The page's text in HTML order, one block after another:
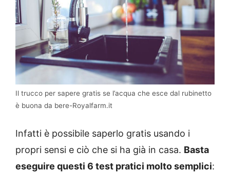
Il trucco per sapere gratis se l’acqua che esce dal rubinetto
è buona da bere-Royalfarm.it
Infatti è possibile saperlo gratis usando i
propri sensi e ciò che si ha già in casa. Basta
eseguire questi 6 test pratici molto semplici: